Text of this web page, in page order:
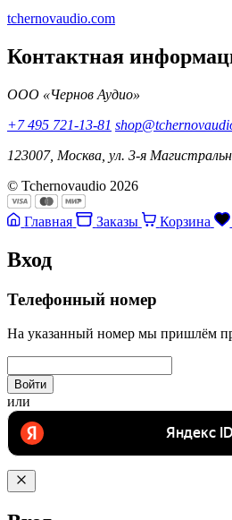
tchernovaudio.com
Контактная
ООО «Чернов Аудио»
+7 495 721-13-81
123007, Москва, ул. 3-я
© Tchernovaudio 2026
Главная Заказы Корзина
Вход
Телефонный номер
На указанный номер мы пришлём
Войти
или